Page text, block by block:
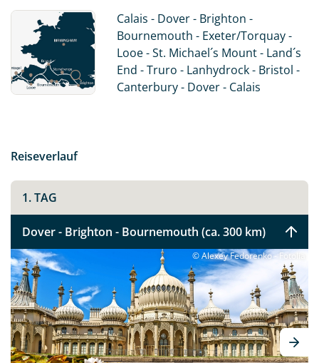
Schließlich gehört der abendliche Besuch im Pub zu
einer England-Reise dazu...
Calais - Dover - Brighton -
Bournemouth - Exeter/Torquay -
Looe - St. Michael´s Mount - Land´s
End - Truro - Lanhydrock - Bristol -
Canterbury - Dover - Calais
Reiseverlauf
1. TAG
Dover - Brighton - Bournemouth (ca. 300 km)
© Alexey Fedorenko - Fotolia